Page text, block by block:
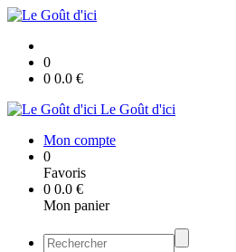
0
0 0.0 €
Le Goût d'ici
Mon compte
0
Favoris
0 0.0 €
Mon panier